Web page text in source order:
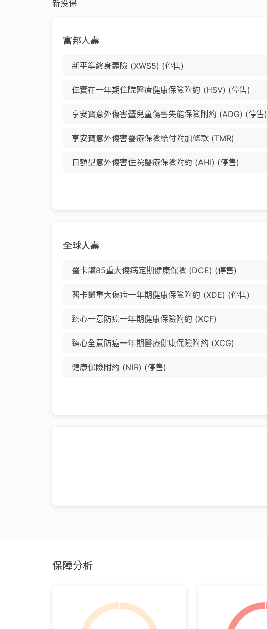
新投保
富邦人壽
新平準終身壽險 (XWS5) (停售)
佳實在一年期住院醫療健康保險附約 (HSV) (停售)
享安寶意外傷害暨兒童傷害失能保險附約 (ADG) (停售)
享安寶意外傷害醫療保險給付附加條款 (TMR)
日額型意外傷害住院醫療保險附約 (AHI) (停售)
全球人壽
醫卡讚85重大傷病定期健康保險 (DCE) (停售)
醫卡讚重大傷病一年期健康保險附約 (XDE) (停售)
臻心一意防癌一年期健康保險附約 (XCF)
臻心全意防癌一年期醫療健康保險附約 (XCG)
健康保險附約 (NIR) (停售)
保障分析